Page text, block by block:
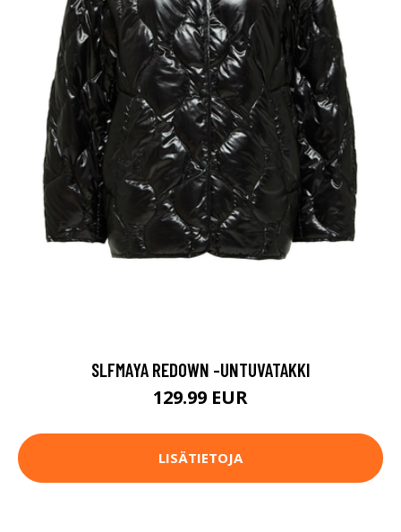
SLFMAYA REDOWN -UNTUVATAKKI
129.99 EUR
LISÄTIETOJA